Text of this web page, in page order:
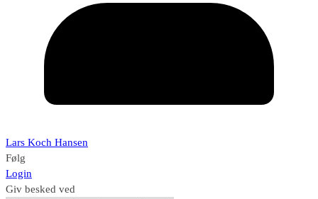
Lars Koch Hansen
Følg
Login
Giv besked ved